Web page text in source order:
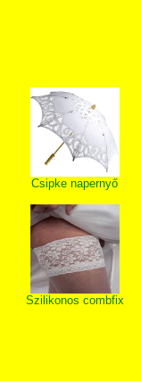
Csipke napernyő
Szilikonos combfix